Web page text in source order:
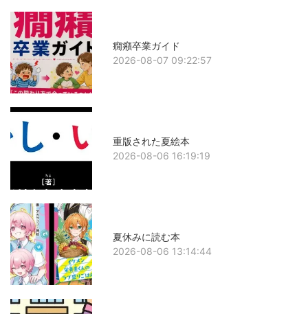
癇癪卒業ガイド
2026-08-07 09:22:57
重版された夏絵本
2026-08-06 16:19:19
夏休みに読む本
2026-08-06 13:14:44